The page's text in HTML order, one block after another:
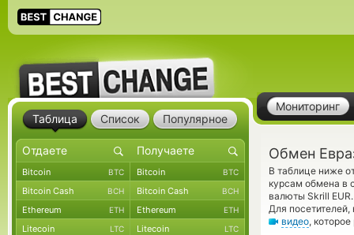
Мониторинг
Обмен
В таблице ниже
курсам обмена в
валюты Skrill
Для
видео,
Таблица Список Популярное
Bitcoin BTC Bitcoin BTC
Bitcoin Cash BCH Bitcoin Cash BCH
Ethereum ETH Ethereum ETH
Litecoin LTC Litecoin LTC